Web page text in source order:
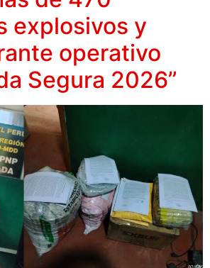
explosivos y
operativo
Segura 2026”